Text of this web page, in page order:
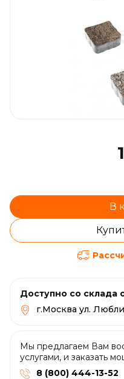
В
Доступно со склада
г.Москва ул.
Мы предлагаем Вам
услугами, и заказать
8 (800) 444-13-52